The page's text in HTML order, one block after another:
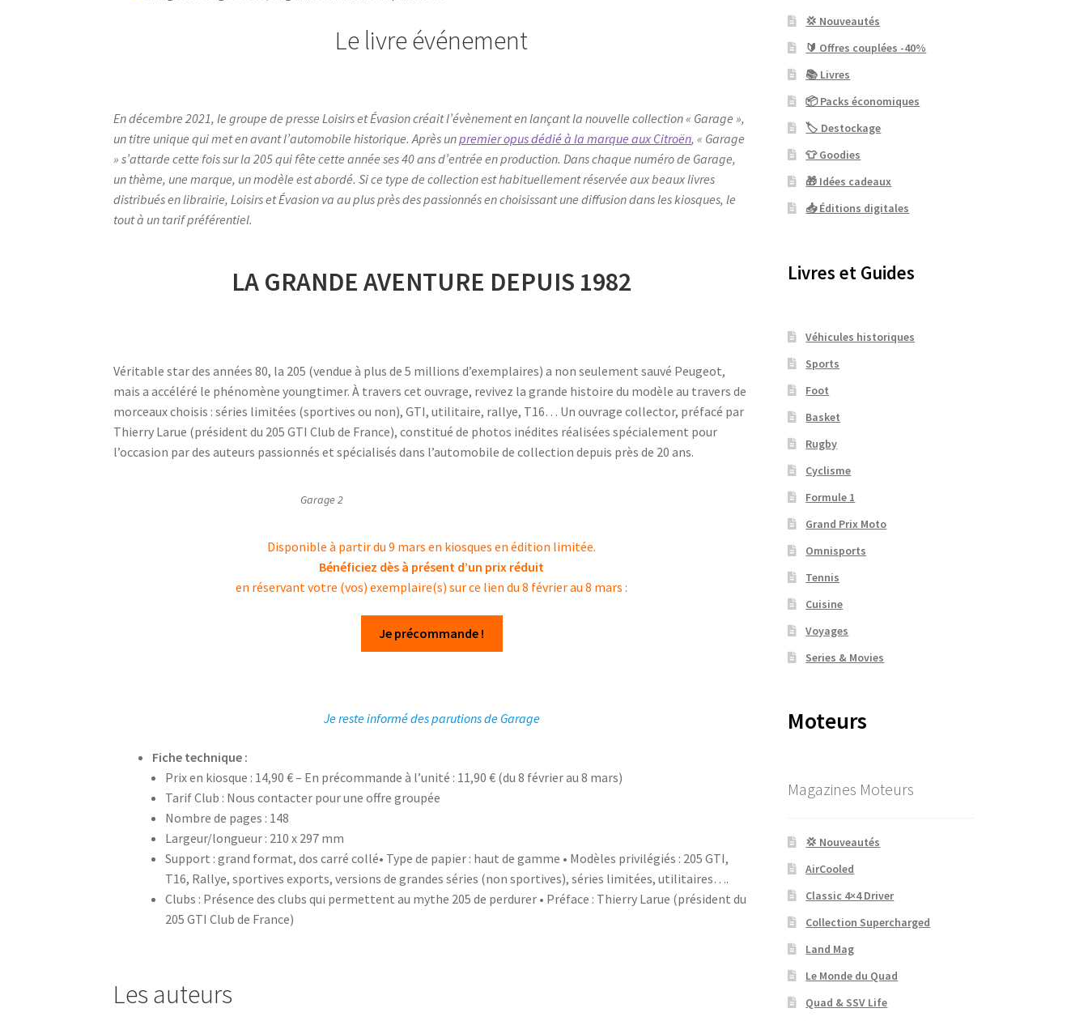
Le livre événement
En décembre 2021, le groupe de presse Loisirs et Évasion créait l’évènement en lançant la nouvelle collection « Garage »,
un titre unique qui met en avant l’automobile historique. Après unpremier opus dédié à la marque aux Citroën, « Garage
» s’attarde cette fois sur la 205 qui fête cette année ses 40 ans d’entrée en production. Dans chaque numéro de Garage,
un thème, une marque, un modèle est abordé. Si ce type de collection est habituellement réservée aux beaux livres
distribués en librairie, Loisirs et Évasion va au plus près des passionnés en choisissant une diffusion dans les kiosques, le
tout à un tarif préférentiel.
LA GRANDE AVENTURE DEPUIS 1982
Véritable star des années 80, la 205 (vendue à plus de 5 millions d’exemplaires) a non seulement sauvé Peugeot,
mais a accéléré le phénomène youngtimer. À travers cet ouvrage, revivez la grande histoire du modèle au travers de
morceaux choisis : séries limitées (sportives ou non), GTI, utilitaire, rallye, T16… Un ouvrage collector, préfacé par
Thierry Larue (président du 205 GTI Club de France), constitué de photos inédites réalisées spécialement pour
l’occasion par des auteurs passionnés et spécialisés dans l’automobile de collection depuis près de 20 ans.
Garage 2
Disponible à partir du 9 mars en kiosques en édition limitée.
Bénéficiez dès à présent d’un prix réduit
en réservant votre (vos) exemplaire(s) sur ce lien du 8 février au 8 mars :
Je précommande !
Je reste informé des parutions de Garage
Fiche technique :
Prix en kiosque : 14,90 € – En précommande à l’unité : 11,90 € (du 8 février au 8 mars)
Tarif Club : Nous contacter pour une offre groupée
Nombre de pages : 148
Largeur/longueur : 210 x 297 mm
Support : grand format, dos carré collé• Type de papier : haut de gamme • Modèles privilégiés : 205 GTI,
T16, Rallye, sportives exports, versions de grandes séries (non sportives), séries limitées, utilitaires….
Clubs : Présence des clubs qui permettent au mythe 205 de perdurer • Préface : Thierry Larue (président du
205 GTI Club de France)
Les auteurs
💢 Nouveautés
🔰 Offres couplées -40%
📚 Livres
📦 Packs économiques
🏷 Destockage
👕 Goodies
🎁 Idées cadeaux
📥 Éditions digitales
Livres et Guides
Véhicules historiques
Sports
Foot
Basket
Rugby
Cyclisme
Formule 1
Grand Prix Moto
Omnisports
Tennis
Cuisine
Voyages
Series & Movies
Moteurs
Magazines Moteurs
💢 Nouveautés
AirCooled
Classic 4×4 Driver
Collection Supercharged
Land Mag
Le Monde du Quad
Quad & SSV Life